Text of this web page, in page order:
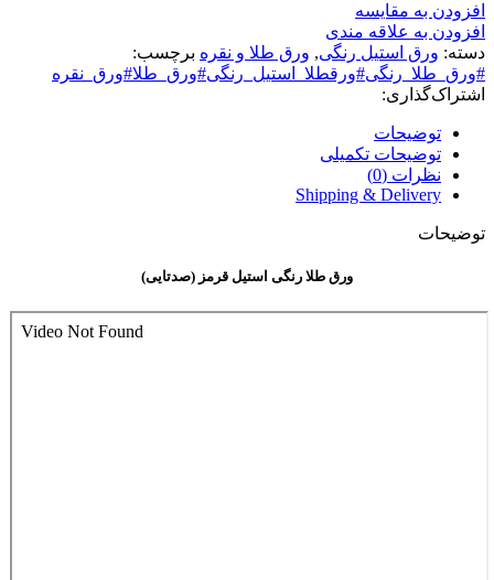
افزودن به مقایسه
افزودن به علاقه مندی
دسته: ورق استیل رنگی, ورق طلا و نقره برچسب:
#ورق_طلا_رنگی#ورقطلا_استیل_رنگی#ورق_طلا#ورق_نقره
اشتراک‌گذاری:
توضیحات
توضیحات تکمیلی
نظرات (0)
Shipping & Delivery
توضیحات
ورق طلا رنگی استیل قرمز (صدتایی)